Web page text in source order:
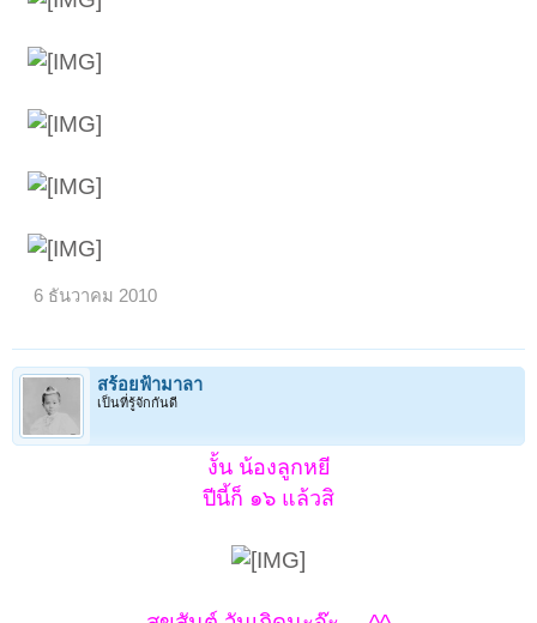
6 ธันวาคม 2010
สร้อยฟ้ามาลา
เป็นที่รู้จักกันดี
งั้น น้องลูกหยี
ปีนี้ก็ ๑๖ แล้วสิ